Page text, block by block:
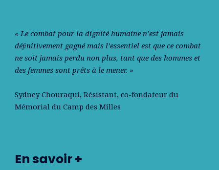
« Le combat pour la dignité humaine n’est jamais
déﬁnitivement gagné mais l’essentiel est que ce combat
ne soit jamais perdu non plus, tant que des hommes et
des femmes sont prêts à le mener. »
Sydney Chouraqui, Résistant, co-fondateur du
Mémorial du Camp des Milles
En savoir +